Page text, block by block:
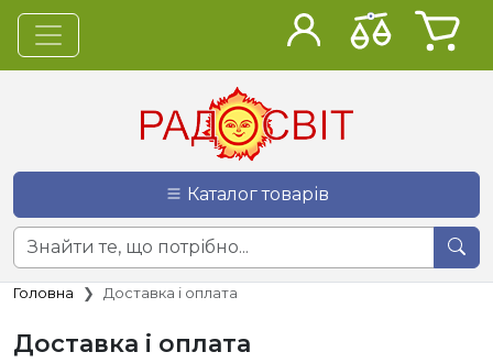
Каталог товарів
Головна Доставка і оплата
Доставка і оплата